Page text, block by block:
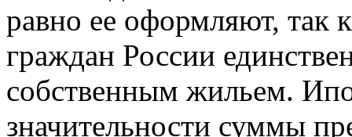
равно ее оформляют, так
граждан России
собственным жильем.
значительности суммы